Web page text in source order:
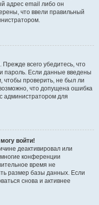
адрес email либо он
что ввели правильный
всего убедитесь, что
пароль. Если данные введены
чтобы проверить, не был ли
что допущена ошибка
администратором для
войти!
деактивировал или
конференции
время не
размер базы данных. Если
снова и активнее